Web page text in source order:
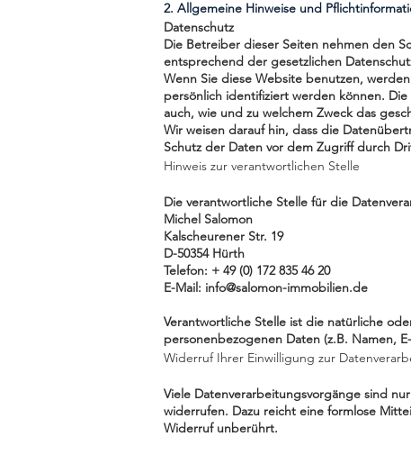
2. Allgemeine Hinweise und
Datenschutz
Die Betreiber dieser Seiten nehmen den
entsprechend der gesetzlichen
Wenn Sie diese Website benutzen,
persönlich identifiziert werden können.
auch, wie und zu welchem Zweck das
Wir weisen darauf hin, dass die
Schutz der Daten vor dem Zugriff durch
Hinweis zur verantwortlichen Stelle
Die verantwortliche Stelle für die
Michel Salomon
Kalscheurener Str. 19
D-50354 Hürth
Telefon: + 49 (0) 172 835 46 20
E-Mail: info@salomon-immobilien.de
Verantwortliche Stelle ist die natürliche
personenbezogenen Daten (z.B. Namen,
Widerruf Ihrer Einwilligung zur
Viele Datenverarbeitungsvorgänge sind
widerrufen. Dazu reicht eine formlose
Widerruf unberührt.